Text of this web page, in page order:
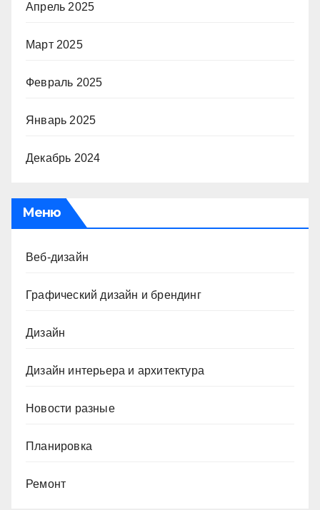
Апрель 2025
Март 2025
Февраль 2025
Январь 2025
Декабрь 2024
Меню
Веб-дизайн
Графический дизайн и брендинг
Дизайн
Дизайн интерьера и архитектура
Новости разные
Планировка
Ремонт